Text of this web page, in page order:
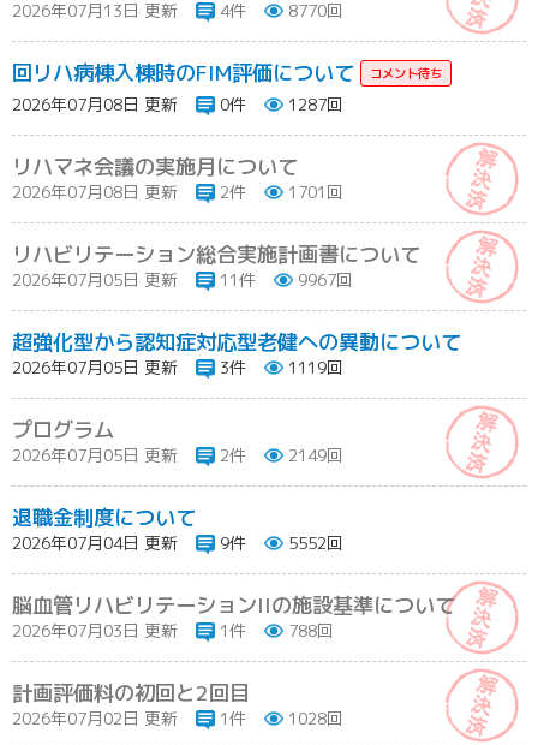
2026年07月13日 更新 4件 8770回
回リハ病棟入棟時のFIM評価について
2026年07月08日 更新 0件 1287回
リハマネ会議の実施月について
2026年07月08日 更新 2件 1701回
リハビリテーション総合実施計画書について
2026年07月05日 更新 11件 9967回
超強化型から認知症対応型老健への異動について
2026年07月05日 更新 3件 1119回
プログラム
2026年07月05日 更新 2件 2149回
退職金制度について
2026年07月04日 更新 9件 5552回
脳血管リハビリテーションIIの施設基準について
2026年07月03日 更新 1件 788回
計画評価料の初回と2回目
2026年07月02日 更新 1件 1028回